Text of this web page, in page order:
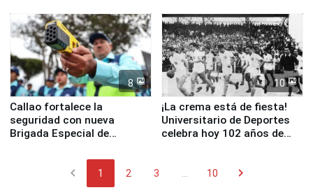
8
Callao fortalece la
seguridad con nueva
Brigada Especial de
equipamiento para
10
¡La crema está de fiesta!
Universitario de Deportes
celebra hoy 102 años de
chevron_left 1 2 3 10 chevron_right